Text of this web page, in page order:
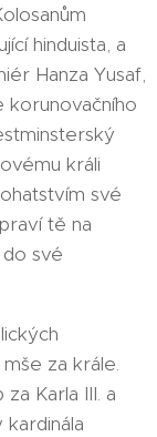
hinduista, a
Hanza Yusaf,
králi
své
tě na
své
za krále.
Karla III. a
kardinála